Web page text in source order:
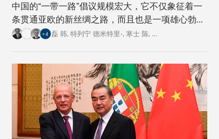
中国的“一带一路”倡议规模宏大，它不仅象征着一
条贯通亚欧的新丝绸之路，而且也是一项雄心勃勃
的跨国基础设施建设工程。对此，卡内基四个研究
+4 磊 韩, 特列宁 德米特里•, 寒士 陈, …